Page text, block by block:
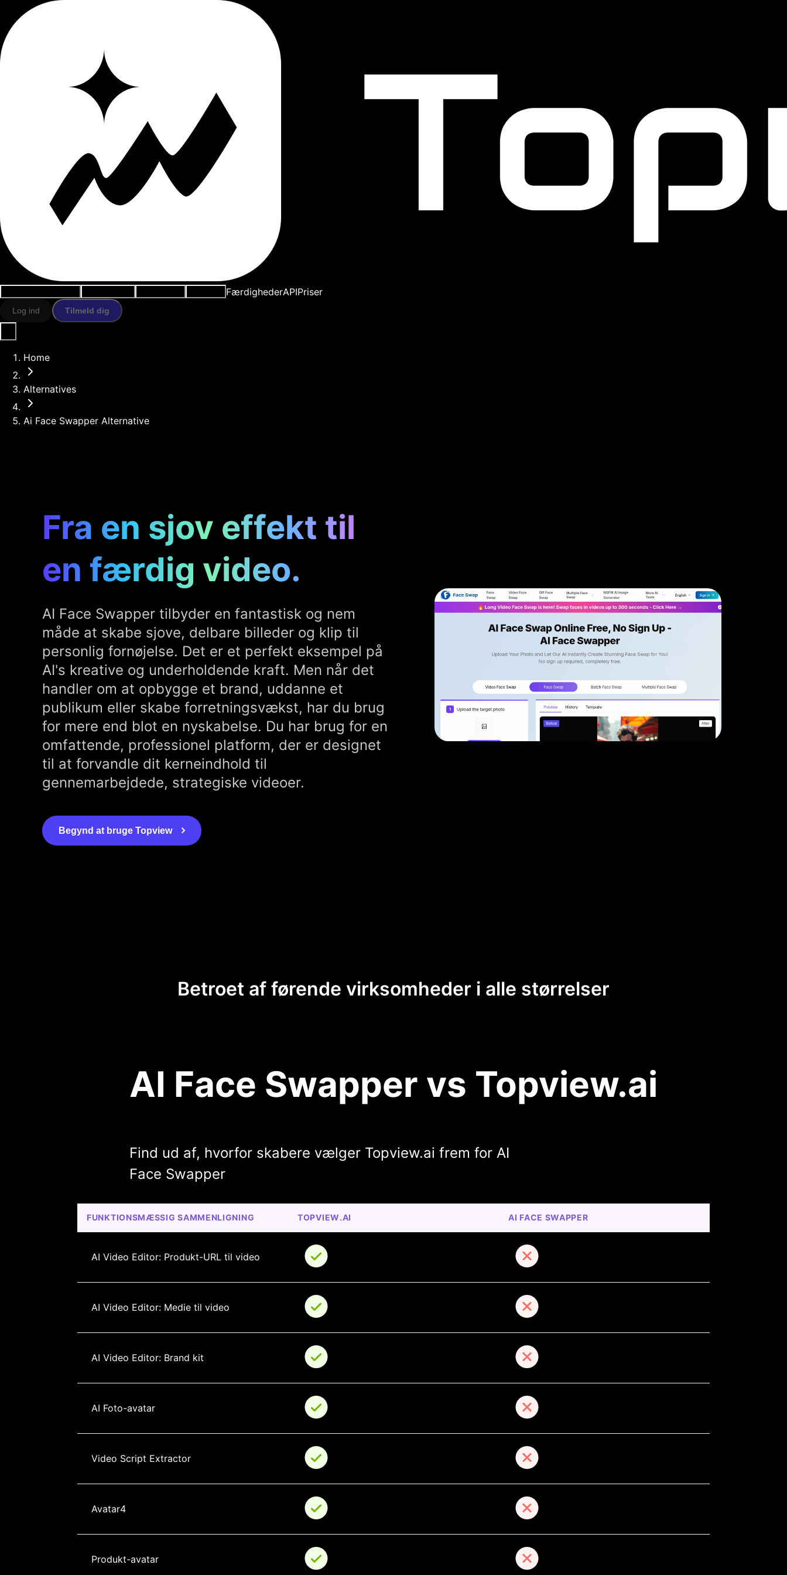
FærdighederAPIPriser
Log ind Tilmeld dig
Home
Alternatives
Ai Face Swapper Alternative
Fra en sjov effekt til
en færdig video.
AI Face Swapper tilbyder en fantastisk og nem
måde at skabe sjove, delbare billeder og klip til
personlig fornøjelse. Det er et perfekt eksempel på
AI's kreative og underholdende kraft. Men når det
handler om at opbygge et brand, uddanne et
publikum eller skabe forretningsvækst, har du brug
for mere end blot en nyskabelse. Du har brug for en
omfattende, professionel platform, der er designet
til at forvandle dit kerneindhold til
gennemarbejdede, strategiske videoer.
Begynd at bruge Topview
Betroet af førende virksomheder i alle størrelser
AI Face Swapper vs Topview.ai
Find ud af, hvorfor skabere vælger Topview.ai frem for AI
Face Swapper
FUNKTIONSMÆSSIG SAMMENLIGNING TOPVIEW.AI AI FACE SWAPPER
AI Video Editor: Produkt-URL til video
AI Video Editor: Medie til video
AI Video Editor: Brand kit
AI Foto-avatar
Video Script Extractor
Avatar4
Produkt-avatar